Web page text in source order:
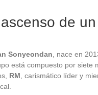
de
Sonyeondan , nace en
está compuesto por
RM , carismático líder y